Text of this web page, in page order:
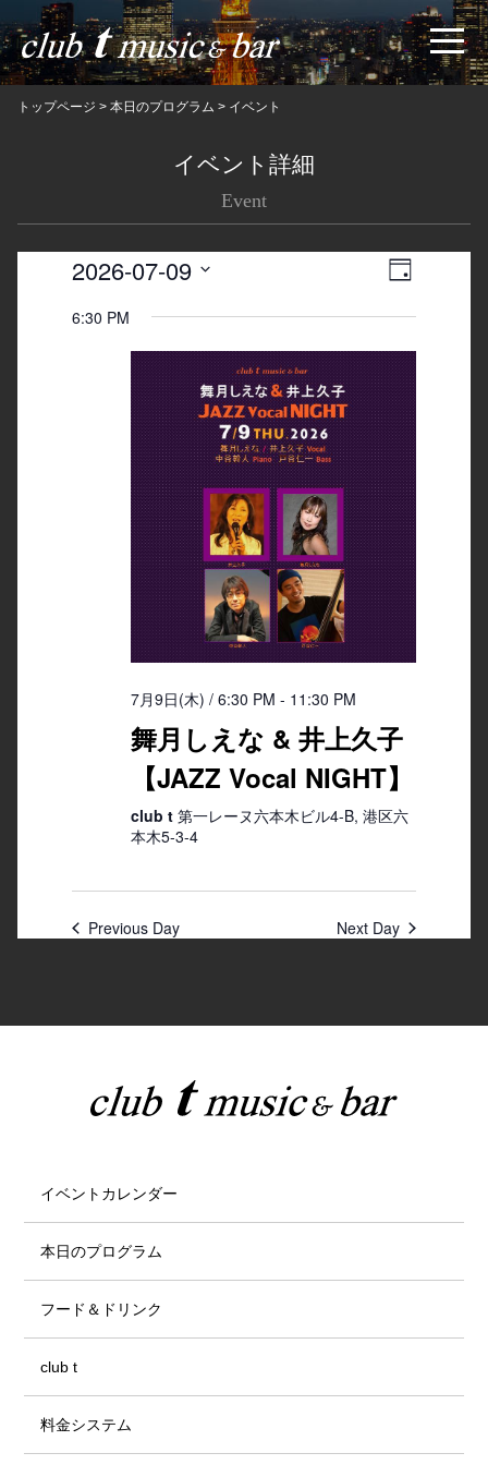
トップページ > 本日のプログラム > イベント
イベント詳細
Event
Views
Event
日
2026-07-09
date.
6:30 PM
7月9日(木) / 6:30 PM - 11:30 PM
舞月しえな & 井上久子
【JAZZ Vocal NIGHT】
club t 第一レーヌ六本木ビル4-B, 港区六
本木5-3-4
Previous Day Next Day
イベントカレンダー
本日のプログラム
フード＆ドリンク
club t
料金システム